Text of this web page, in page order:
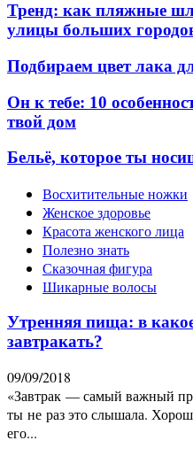
Тренд: как пляжные
улицы больших
Подбираем цвет лака
Он к тебе: 10
твой дом
Бельё, которое ты
Восхитительные ножки
Женское здоровье
Красота женского лица
Полезно знать
Сказочная фигура
Шикарные волосы
Утренняя пища: в
завтракать?
09/09/2018
«Завтрак — самый важный
ты не раз это слышала.
его...